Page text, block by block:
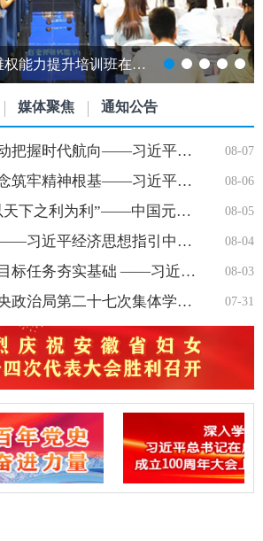
安徽省妇联系统维权能力提升培训班在明光市举办
媒体聚焦 通知公告
08-07
以高度的历史主动把握时代航向——习近平党建思想理论品格系列述…
08-06
以坚定的理想信念筑牢精神根基——习近平党建思想理论品格系列述…
08-05
大道行天下｜“以天下之利为利”——中国元首外交的世界情怀与大…
08-04
东风浩荡开新局——习近平经济思想指引中国经济高质量发展行稳致…
08-03
为实现全年发展目标任务夯实基础 ——习近平总书记引领“十五五…
07-31
习近平在中共中央政治局第二十七次集体学习时强调 强化政治引领 …